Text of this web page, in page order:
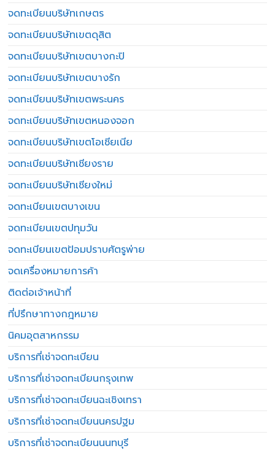
จดทะเบียนบริษัทเกษตร
จดทะเบียนบริษัทเขตดุสิต
จดทะเบียนบริษัทเขตบางกะปิ
จดทะเบียนบริษัทเขตบางรัก
จดทะเบียนบริษัทเขตพระนคร
จดทะเบียนบริษัทเขตหนองจอก
จดทะเบียนบริษัทเขตโอเชียเนีย
จดทะเบียนบริษัทเชียงราย
จดทะเบียนบริษัทเชียงใหม่
จดทะเบียนเขตบางเขน
จดทะเบียนเขตปทุมวัน
จดทะเบียนเขตป้อมปราบศัตรูพ่าย
จดเครื่องหมายการค้า
ติดต่อเจ้าหน้าที่
ที่ปรึกษาทางกฎหมาย
นิคมอุตสาหกรรม
บริการที่เช่าจดทะเบียน
บริการที่เช่าจดทะเบียนกรุงเทพ
บริการที่เช่าจดทะเบียนฉะเชิงเทรา
บริการที่เช่าจดทะเบียนนครปฐม
บริการที่เช่าจดทะเบียนนนทบุรี